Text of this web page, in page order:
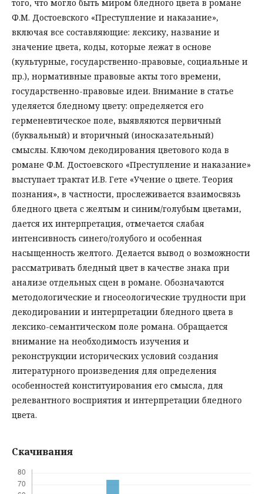
того, что могло быть миром бледного цвета в романе
Ф.М. Достоевского «Преступление и наказание»,
включая все составляющие: лексику, название и
значение цвета, коды, которые лежат в основе
(культурные, государственно-правовые, социальные и
пр.), нормативные правовые акты того времени,
государственно-правовые идеи. Внимание в статье
уделяется бледному цвету: определяется его
герменевтическое поле, выявляются первичный
(буквальный) и вторичный (иносказательный)
смыслы. Ключом декодирования цветового кода в
романе Ф.М. Достоевского «Преступление и наказание»
выступает трактат И.В. Гете «Учение о цвете. Теория
познания», в частности, прослеживается взаимосвязь
бледного цвета с желтым и синим/голубым цветами,
дается их интерпретация, отмечается слабая
интенсивность синего/голубого и особенная
насыщенность желтого. Делается вывод о возможности
рассматривать бледный цвет в качестве знака при
анализе отдельных сцен в романе. Обозначаются
методологические и гносеологические трудности при
декодировании и интерпретации бледного цвета в
лексико-семантическом поле романа. Обращается
внимание на необходимость изучения и
реконструкции исторических условий создания
литературного произведения для определения
особенностей конституирования его смысла, для
релевантного восприятия и интерпретации бледного
цвета.
Скачивания